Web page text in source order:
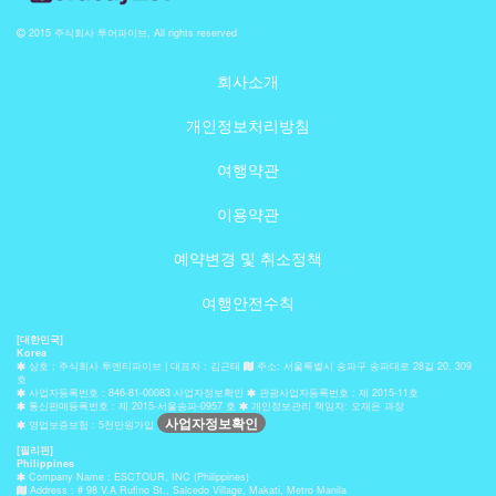
2015 주식회사 투어파이브, All rights reserved
회사소개
개인정보처리방침
여행약관
이용약관
예약변경 및 취소정책
여행안전수칙
[대한민국]
Korea
상호 : 주식회사 투엔티파이브 | 대표자 : 김근태
주소: 서울특별시 송파구 송파대로 28길 20, 309
호
사업자등록번호 : 846-81-00083 사업자정보확인
관광사업자등록번호 : 제 2015-11호
통신판매등록번호 : 제 2015-서울송파-0957 호
개인정보관리 책임자: 오재은 과장
영업보증보험 : 5천만원가입
사업자정보확인
[필리핀]
Philippines
Company Name : ESCTOUR, INC (Philippines)
Address : # 98 V.A Rufino St., Salcedo Village, Makati, Metro Manila